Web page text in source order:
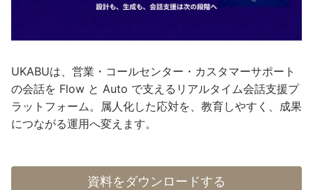
UKABUは、営業・コールセンター・カスタマーサポート
の会話を Flow と Auto で支えるリアルタイム会話支援プ
ラットフォーム。属人化した応対を、教育しやすく、成果
につながる運用へ変えます。
資料をダウンロードする